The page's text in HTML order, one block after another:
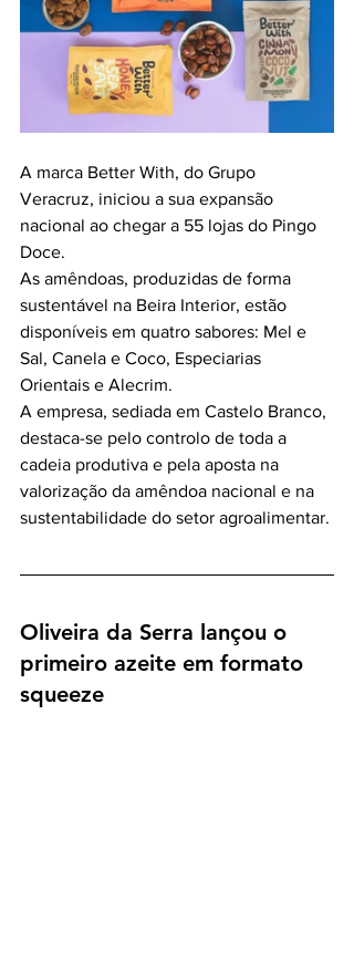
A marca Better With, do Grupo
Veracruz, iniciou a sua expansão
nacional ao chegar a 55 lojas do Pingo
Doce.
As amêndoas, produzidas de forma
sustentável na Beira Interior, estão
disponíveis em quatro sabores: Mel e
Sal, Canela e Coco, Especiarias
Orientais e Alecrim.
A empresa, sediada em Castelo Branco,
destaca-se pelo controlo de toda a
cadeia produtiva e pela aposta na
valorização da amêndoa nacional e na
sustentabilidade do setor agroalimentar.
Oliveira da Serra lançou o
primeiro azeite em formato
squeeze